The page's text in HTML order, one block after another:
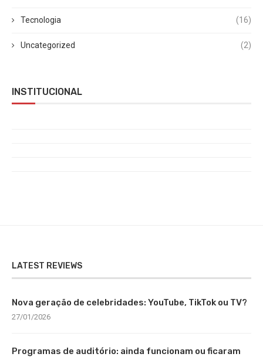
Tecnologia (16)
Uncategorized (2)
INSTITUCIONAL
LATEST REVIEWS
Nova geração de celebridades: YouTube, TikTok ou TV?
27/01/2026
Programas de auditório: ainda funcionam ou ficaram